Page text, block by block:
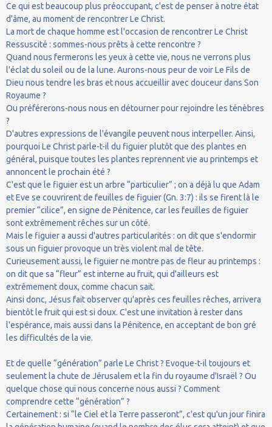
Ce qui est beaucoup plus préoccupant, c'est de penser à notre état
d'âme, au moment de rencontrer Le Christ.
La mort de chaque homme est l'occasion de rencontrer Le Christ
Ressuscité : sommes-nous prêts à cette rencontre ?
Quand nous fermerons les yeux à cette vie, nous ne verrons plus
l'éclat du soleil ou de la lune. Aurons-nous peur de voir Le Fils de
Dieu nous tendre les bras et nous accueillir avec douceur dans Son
Royaume ?
Ou préférerons-nous nous en détourner pour rejoindre les ténèbres
?
D'autres expressions de l'évangile peuvent nous interpeller. Ainsi,
pourquoi Le Christ parle-t-il du figuier plutôt que des plantes en
général, puisque toutes les plantes reprennent vie au printemps et
annoncent le prochain été ?
C'est que le figuier est un arbre “particulier” ; on a déjà lu que Adam
et Eve se couvrirent de feuilles de figuier (Gn. 3:7) : ils se firent là le
premier “cilice”, en signe de Pénitence, car les feuilles de figuier
sont extrêmement rêches sur un côté.
Mais le figuier a aussi d'autres particularités : on dit que s'endormir
sous un figuier provoque un très violent mal de tête.
Curieusement aussi, le figuier ne montre pas de fleur au printemps :
on dit que sa “fleur” est interne au fruit, qui d'ailleurs est
extrêmement doux, comme chacun sait.
Ainsi donc, Jésus fait observer qu'après ces feuilles rêches, arrivera
bientôt le fruit qui est si doux. C'est une invitation à rester dans
l'espérance, mais aussi dans la Pénitence, en acceptant de bon gré
les difficultés de la vie.
Et de quelle “génération” parle Le Christ ? Evoque-t-il toujours et
seulement la chute de Jérusalem et la fin du royaume d'Israël ? Ou
quelque chose qui nous concerne nous aussi ? Comment
comprendre cette “génération” ?
Certainement : si “le Ciel et la Terre passeront”, c'est qu'un jour finira